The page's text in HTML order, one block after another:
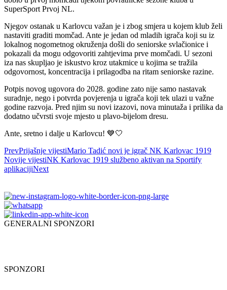
SuperSport Prvoj NL.
Njegov ostanak u Karlovcu važan je i zbog smjera u kojem klub želi
nastaviti graditi momčad. Ante je jedan od mladih igrača koji su iz
lokalnog nogometnog okruženja došli do seniorske svlačionice i
pokazali da mogu odgovoriti zahtjevima prve momčadi. U sezoni
iza nas skupljao je iskustvo kroz utakmice u kojima se tražila
odgovornost, koncentracija i prilagodba na ritam seniorske razine.
Potpis novog ugovora do 2028. godine zato nije samo nastavak
suradnje, nego i potvrda povjerenja u igrača koji tek ulazi u važne
godine razvoja. Pred njim su novi izazovi, nova minutaža i prilika da
dodatno učvrsti svoje mjesto u plavo-bijelom dresu.
Ante, sretno i dalje u Karlovcu! 💙🤍
PrevPrijašnje vijestiMario Tadić novi je igrač NK Karlovac 1919
Novije vijestiNK Karlovac 1919 službeno aktivan na Sportify
aplikacijiNext
GENERALNI SPONZORI
SPONZORI